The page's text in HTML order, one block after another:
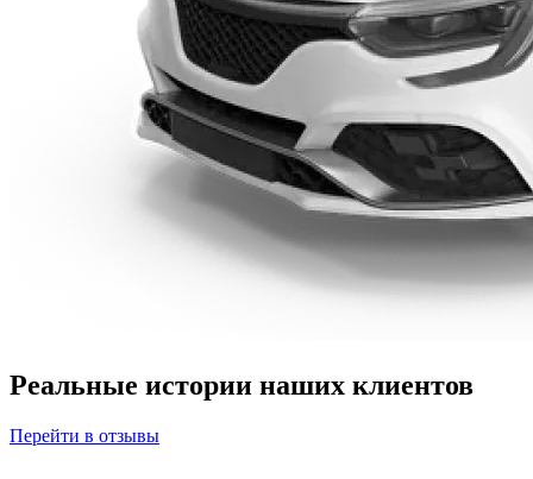
Реальные истории наших клиентов
Перейти в отзывы